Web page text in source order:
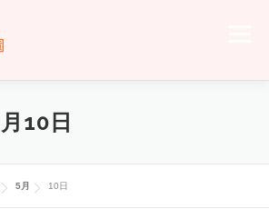
いて トモエの日々
わせ トモエメンバーサイトへ
10日
5月 10日